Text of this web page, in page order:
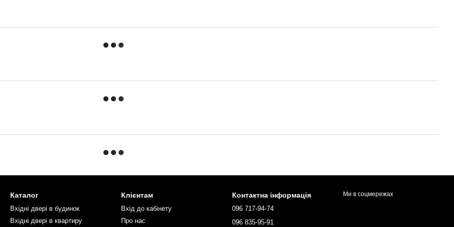
Каталог
Вхідні двері в будинок
Вхідні двері в квартиру
Клієнтам
Вхід до кабінету
Про нас
Контактна інформація
096 717-94-74
096 835-95-91
Ми в соцмережах